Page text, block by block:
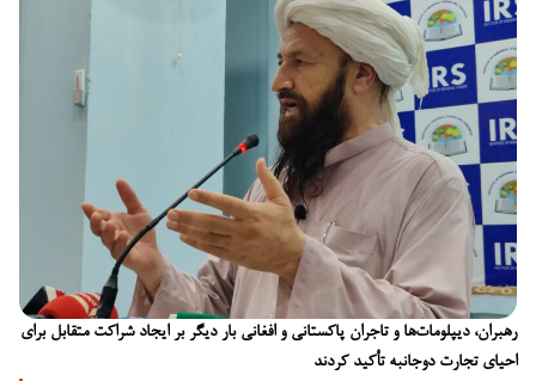
رهبران، دیپلومات‌ها و تاجران پاکستانی و افغانی بار دیگر بر ایجاد شراکت متقابل برای
احیای تجارت دوجانبه تأکید کردند